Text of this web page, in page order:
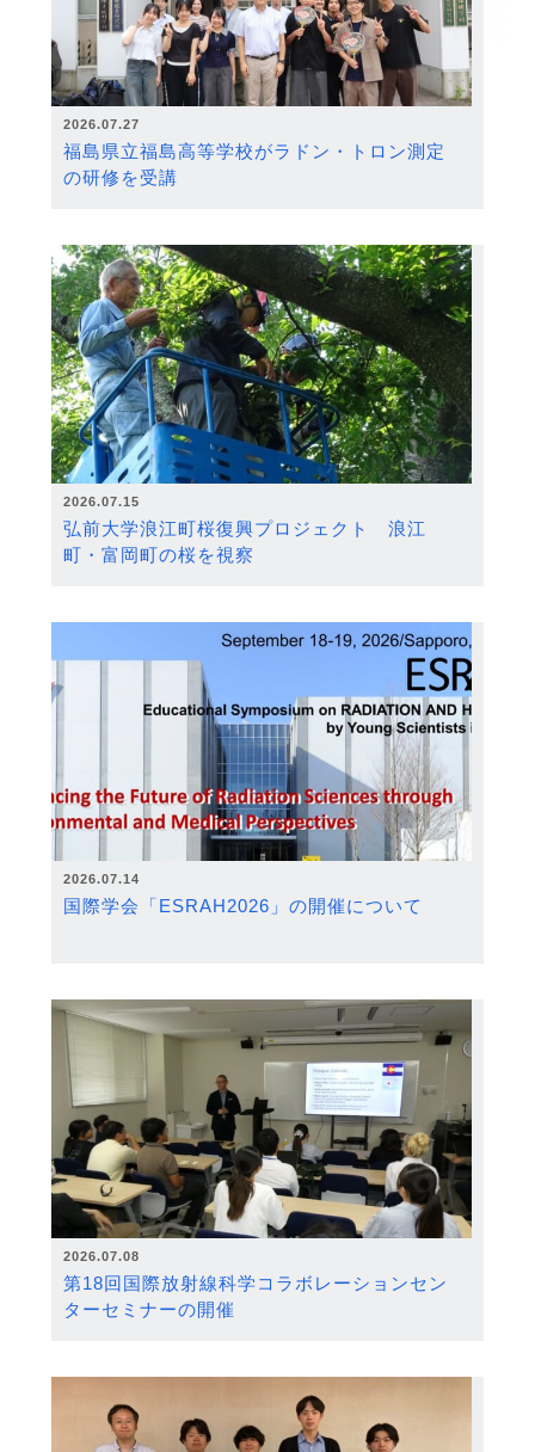
2026.07.27
福島県立福島高等学校がラドン・トロン測定
の研修を受講
2026.07.15
弘前大学浪江町桜復興プロジェクト 浪江
町・富岡町の桜を視察
2026.07.14
国際学会「ESRAH2026」の開催について
2026.07.08
第18回国際放射線科学コラボレーションセン
ターセミナーの開催